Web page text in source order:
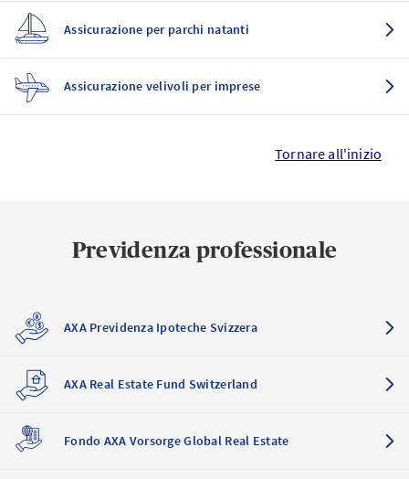
Assicurazione per parchi natanti
Assicurazione velivoli per imprese
Tornare all'inizio
Previdenza professionale
AXA Previdenza Ipoteche Svizzera
AXA Real Estate Fund Switzerland
Fondo AXA Vorsorge Global Real Estate